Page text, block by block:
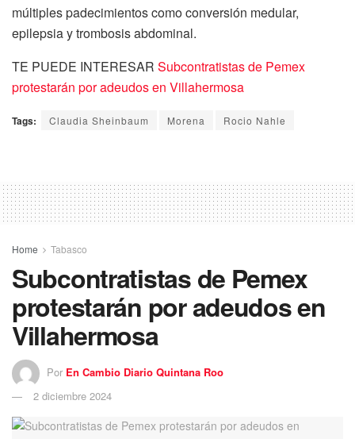
múltiples padecimientos como conversión medular,
epilepsia y trombosis abdominal.
TE PUEDE INTERESAR Subcontratistas de Pemex
protestarán por adeudos en Villahermosa
Tags: Claudia Sheinbaum Morena Rocio Nahle
Home Tabasco
Subcontratistas de Pemex
protestarán por adeudos en
Villahermosa
Por En Cambio Diario Quintana Roo
2 diciembre 2024